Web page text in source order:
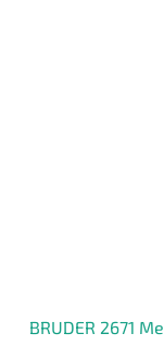
BRUDER 2671